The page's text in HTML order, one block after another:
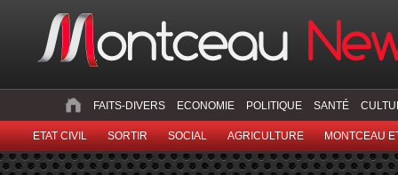
FAITS-DIVERS ECONOMIE POLITIQUE SANTÉ
ETAT CIVIL SORTIR SOCIAL AGRICULTURE MONTCEAU